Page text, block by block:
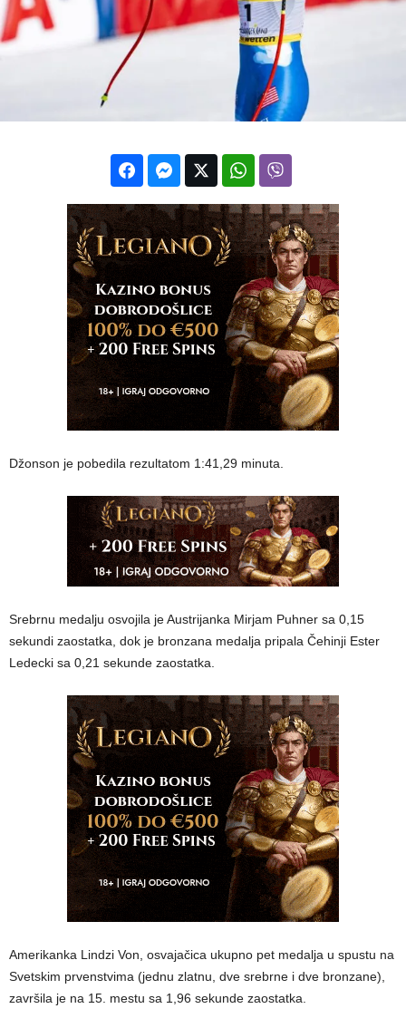
Džonson je pobedila rezultatom 1:41,29 minuta.
Srebrnu medalju osvojila je Austrijanka Mirjam Puhner sa 0,15
sekundi zaostatka, dok je bronzana medalja pripala Čehinji Ester
Ledecki sa 0,21 sekunde zaostatka.
Amerikanka Lindzi Von, osvajačica ukupno pet medalja u spustu na
Svetskim prvenstvima (jednu zlatnu, dve srebrne i dve bronzane),
završila je na 15. mestu sa 1,96 sekunde zaostatka.